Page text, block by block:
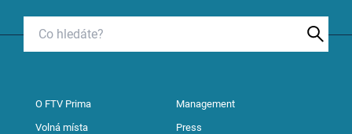
O FTV Prima Management
Volná místa Press